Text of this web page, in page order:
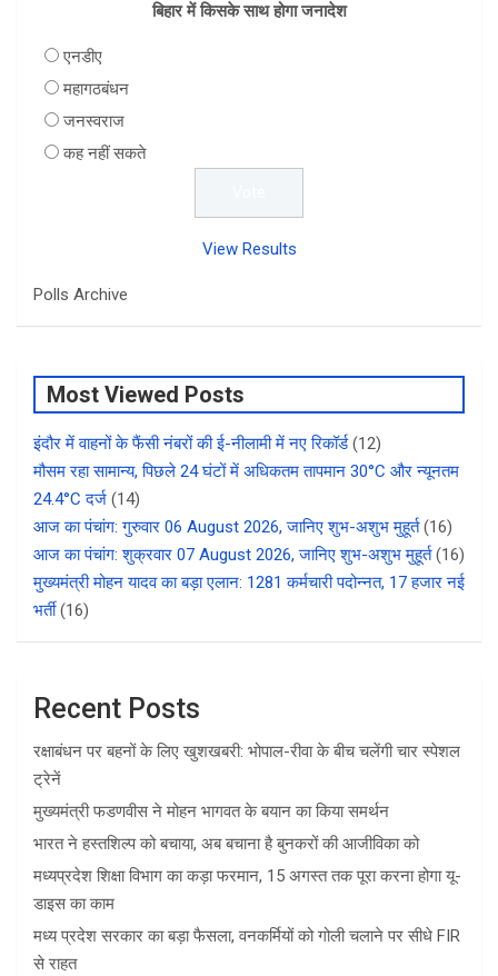
बिहार में किसके साथ होगा जनादेश
एनडीए
महागठबंधन
जनस्वराज
कह नहीं सकते
View Results
Polls Archive
Most Viewed Posts
इंदौर में वाहनों के फैंसी नंबरों की ई-नीलामी में नए रिकॉर्ड (12)
मौसम रहा सामान्य, पिछले 24 घंटों में अधिकतम तापमान 30°C और न्यूनतम
24.4°C दर्ज (14)
आज का पंचांग: गुरुवार 06 August 2026, जानिए शुभ-अशुभ मुहूर्त (16)
आज का पंचांग: शुक्रवार 07 August 2026, जानिए शुभ-अशुभ मुहूर्त (16)
मुख्यमंत्री मोहन यादव का बड़ा एलान: 1281 कर्मचारी पदोन्नत, 17 हजार नई
भर्ती (16)
Recent Posts
रक्षाबंधन पर बहनों के लिए खुशखबरी: भोपाल-रीवा के बीच चलेंगी चार स्पेशल
ट्रेनें
मुख्यमंत्री फडणवीस ने मोहन भागवत के बयान का किया समर्थन
भारत ने हस्तशिल्प को बचाया, अब बचाना है बुनकरों की आजीविका को
मध्यप्रदेश शिक्षा विभाग का कड़ा फरमान, 15 अगस्त तक पूरा करना होगा यू-
डाइस का काम
मध्य प्रदेश सरकार का बड़ा फैसला, वनकर्मियों को गोली चलाने पर सीधे FIR
से राहत